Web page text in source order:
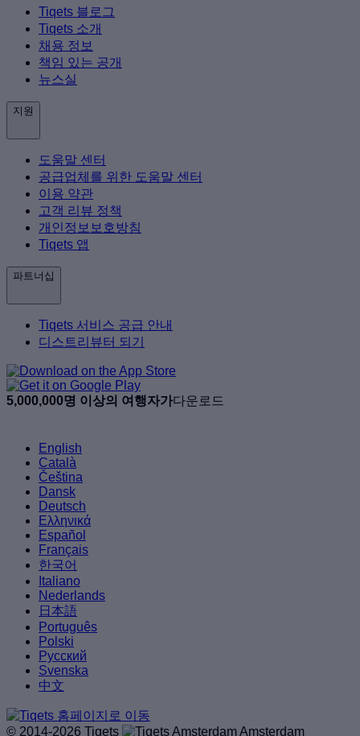
Tiqets 블로그
Tiqets 소개
채용 정보
책임 있는 공개
뉴스실
지원
도움말 센터
공급업체를 위한 도움말 센터
이용 약관
고객 리뷰 정책
개인정보보호방침
Tiqets 앱
파트너십
Tiqets 서비스 공급 안내
디스트리뷰터 되기
5,000,000명 이상의 여행자가다운로드
English
Català
Čeština
Dansk
Deutsch
Ελληνικά
Español
Français
한국어
Italiano
Nederlands
日本語
Português
Polski
Русский
Svenska
中文
© 2014-2026 Tiqets
Amsterdam